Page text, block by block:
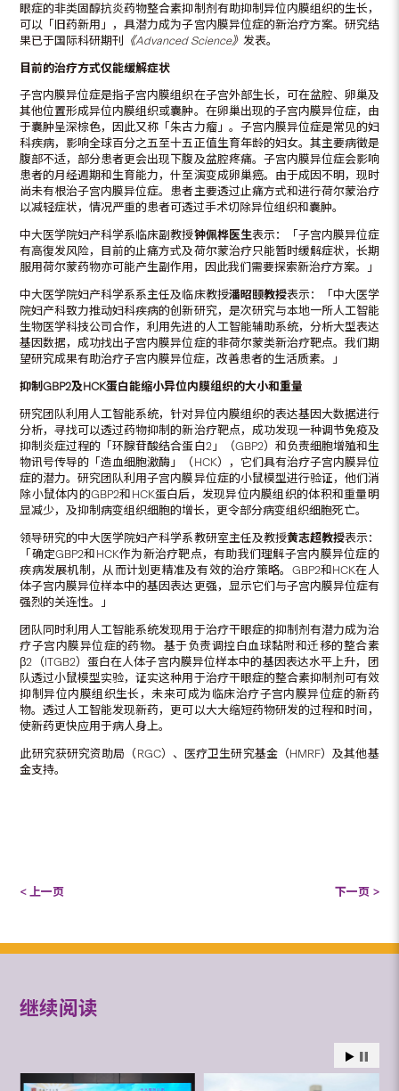
眼症的非类固醇抗炎药物整合素抑制剂有助抑制异位内膜组织的生长，
可以「旧药新用」，具潜力成为子宫内膜异位症的新治疗方案。研究结
果已于国际科研期刊 《Advanced Science》发表。
目前的治疗方式仅能缓解症状
子宫内膜异位症是指子宫内膜组织在子宫外部生长，可在盆腔、卵巢及
其他位置形成异位内膜组织或囊肿。在卵巢出现的子宫内膜异位症，由
于囊肿呈深棕色，因此又称「朱古力瘤」。子宫内膜异位症是常见的妇
科疾病，影响全球百分之五至十五正值生育年龄的妇女。其主要病徵是
腹部不适，部分患者更会出现下腹及盆腔疼痛。子宫内膜异位症会影响
患者的月经週期和生育能力，什至演变成卵巢癌。由于成因不明，现时
尚未有根治子宫内膜异位症。患者主要透过止痛方式和进行荷尔蒙治疗
以减轻症状，情况严重的患者可透过手术切除异位组织和囊肿。
中大医学院妇产科学系临床副教授钟佩桦医生表示：「子宫内膜异位症
有高復发风险，目前的止痛方式及荷尔蒙治疗只能暂时缓解症状，长期
服用荷尔蒙药物亦可能产生副作用，因此我们需要探索新治疗方案。」
中大医学院妇产科学系系主任及临床教授潘昭颐教授表示：「中大医学
院妇产科致力推动妇科疾病的创新研究，是次研究与本地一所人工智能
生物医学科技公司合作，利用先进的人工智能辅助系统，分析大型表达
基因数据，成功找出子宫内膜异位症的非荷尔蒙类新治疗靶点。我们期
望研究成果有助治疗子宫内膜异位症，改善患者的生活质素。」
抑制GBP2及HCK蛋白能缩小异位内膜组织的大小和重量
研究团队利用人工智能系统，针对异位内膜组织的表达基因大数据进行
分析，寻找可以透过药物抑制的新治疗靶点，成功发现一种调节免疫及
抑制炎症过程的「环腺苷酸结合蛋白2」（GBP2）和负责细胞增殖和生
物讯号传导的「造血细胞激酶」（HCK），它们具有治疗子宫内膜异位
症的潜力。研究团队利用子宫内膜异位症的小鼠模型进行验证，他们消
除小鼠体内的GBP2和HCK蛋白后，发现异位内膜组织的体积和重量明
显减少，及抑制病变组织细胞的增长，更令部分病变组织细胞死亡。
领导研究的中大医学院妇产科学系教研室主任及教授黄志超教授表示：
「确定GBP2和HCK作为新治疗靶点，有助我们理解子宫内膜异位症的
疾病发展机制，从而计划更精准及有效的治疗策略。GBP2和HCK在人
体子宫内膜异位样本中的基因表达更强，显示它们与子宫内膜异位症有
强烈的关连性。」
团队同时利用人工智能系统发现用于治疗干眼症的抑制剂有潜力成为治
疗子宫内膜异位症的药物。基于负责调控白血球黏附和迁移的整合素
β2（ITGB2）蛋白在人体子宫内膜异位样本中的基因表达水平上升，团
队透过小鼠模型实验，证实这种用于治疗干眼症的整合素抑制剂可有效
抑制异位内膜组织生长，未来可成为临床治疗子宫内膜异位症的新药
物。透过人工智能发现新药，更可以大大缩短药物研发的过程和时间，
使新药更快应用于病人身上。
此研究获研究资助局（RGC）、医疗卫生研究基金（HMRF）及其他基
金支持。
< 上一页 下一页 >
继续阅读